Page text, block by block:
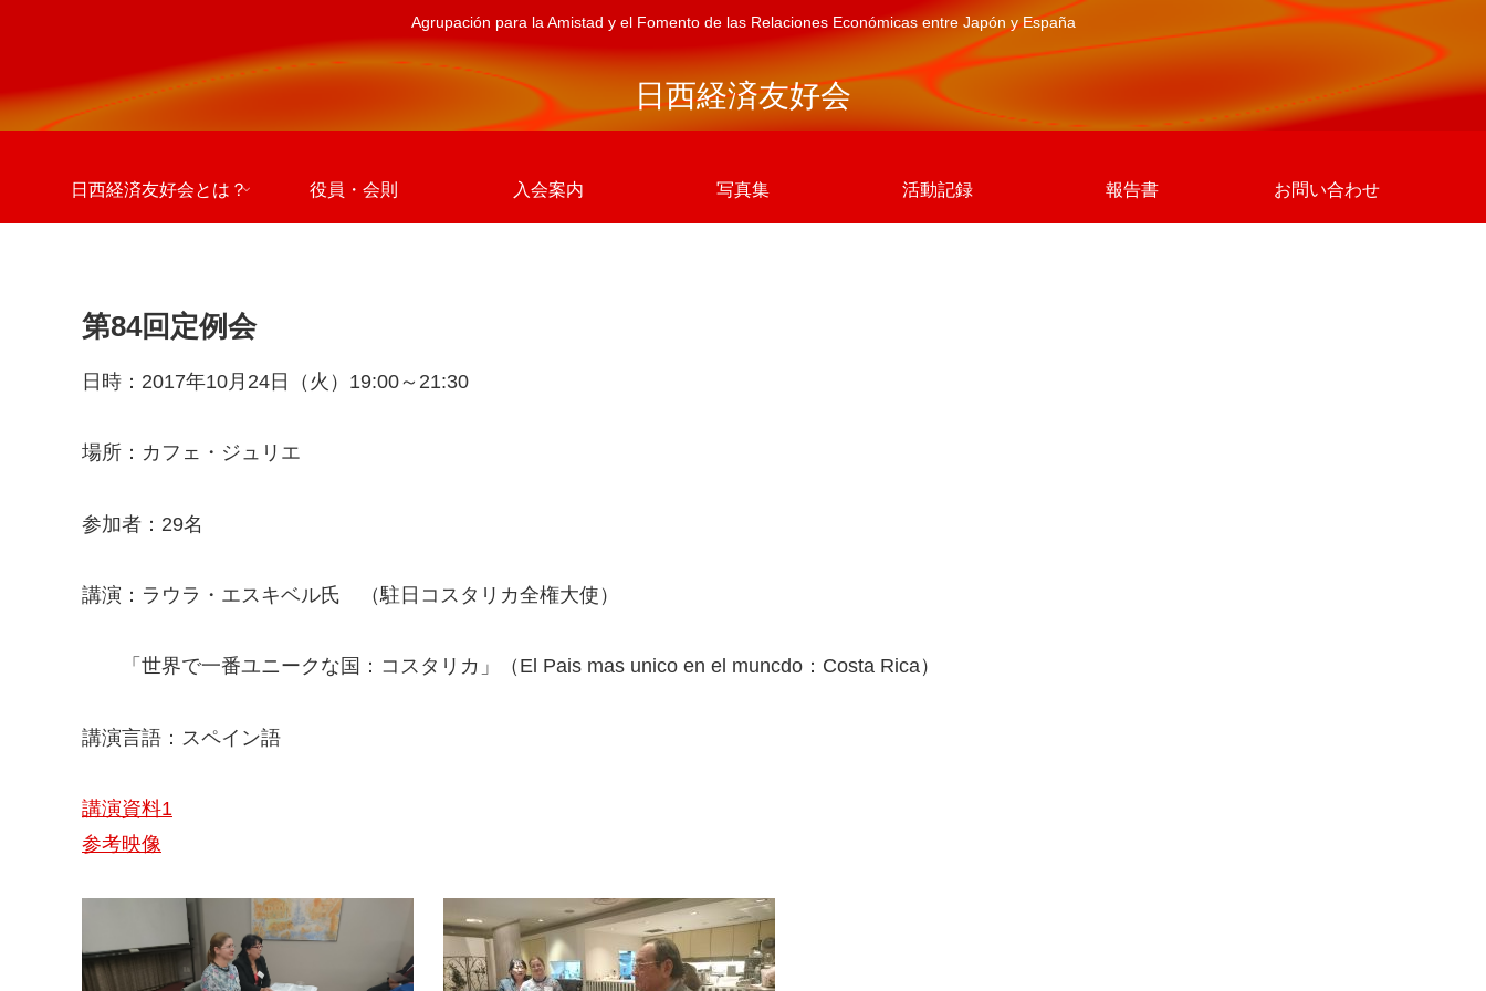
Agrupación para la Amistad y el Fomento de las Relaciones Económicas entre Japón y España
日西経済友好会
日西経済友好会とは？ 役員・会則 入会案内 写真集 活動記録 報告書 お問い合わせ
第84回定例会
日時：2017年10月24日（火）19:00～21:30
場所：カフェ・ジュリエ
参加者：29名
講演：ラウラ・エスキベル氏 （駐日コスタリカ全権大使）
「世界で一番ユニークな国：コスタリカ」（El Pais mas unico en el muncdo：Costa Rica）
講演言語：スペイン語
講演資料1
参考映像